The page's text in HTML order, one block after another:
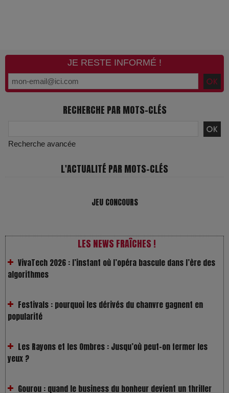
JE RESTE INFORMÉ !
RECHERCHE PAR MOTS-CLÉS
Recherche avancée
L'ACTUALITÉ PAR MOTS-CLÉS
JEU CONCOURS
LES NEWS FRAÎCHES !
Festivals : pourquoi les dérivés du chanvre gagnent en
Les Rayons et les Ombres : Jusqu’où peut-on fermer les
Gourou : quand le business du bonheur devient un thriller
LOL 2.0 : aimer, grandir et se comprendre à l’ère des